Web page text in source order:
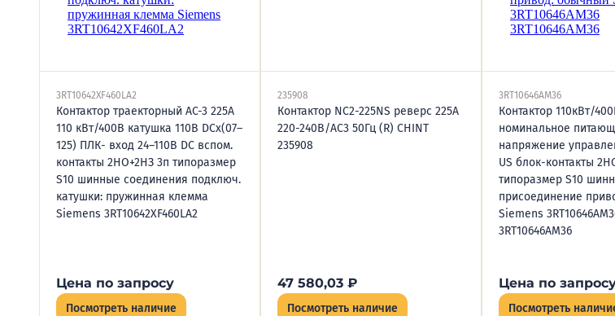
3RT10642XF460LA2
Контактор траекторный AC-3 225А
110 кВт/400В катушка 110В DCх(07–
125) ПЛК- вход 24–110В DC вспом.
контакты 2НО+2НЗ 3п типоразмер
S10 шинные соединения подключ.
катушки: пружинная клемма
Siemens 3RT10642XF460LA2
Цена по запросу
Посмотреть наличие
235908
Контактор NC2-225NS реверс 225А
220-240В/АС3 50Гц (R) CHINT
235908
47 580,03 ₽
Посмотреть наличие
3RT10646AM36
Контактор 110кВт/
номинальное
напряжение
US блок-контакты
типоразмер S10
присоединение
Siemens
3RT10646AM36
Цена по
Посмотреть